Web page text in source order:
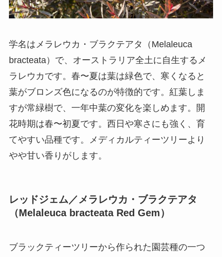
学名はメラレウカ・ブラクテアタ（Melaleuca
bracteata）で、オーストラリア全土に自生するメ
ラレウカです。春〜夏は葉は緑色で、寒くなると
葉がブロンズ色になるのが特徴的です。紅葉しま
すが常緑樹で、一年中葉の変化を楽しめます。開
花時期は春〜初夏です。西日や寒さにも強く、育
てやすい品種です。メディカルティーツリーより
やや甘い香りがします。
レッドジェム／メラレウカ・ブラクテアタ
（Melaleuca bracteata Red Gem）
ブラックティーツリーから作られた園芸種の一つ